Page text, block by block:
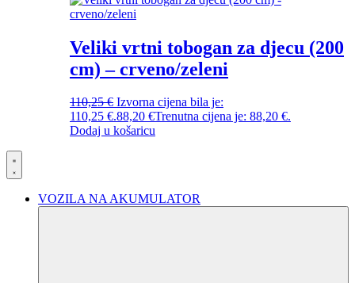
Veliki vrtni tobogan za djecu (200
cm) – crveno/zeleni
110,25€ Izvorna cijena bila je:
110,25 €.88,20 €Trenutna cijena je: 88,20 €.
Dodaj u košaricu
VOZILA NA AKUMULATOR